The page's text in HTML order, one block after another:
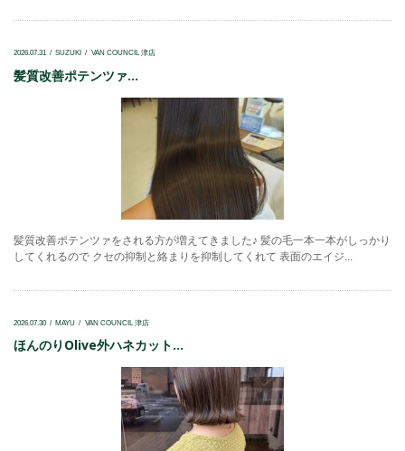
2026.07.31 SUZUKI VAN COUNCIL 津店
髪質改善ポテンツァ...
髪質改善ポテンツァをされる方が増えてきました♪ 髪の毛一本一本がしっかり
してくれるので クセの抑制と絡まりを抑制してくれて 表面のエイジ...
2026.07.30 MAYU VAN COUNCIL 津店
ほんのりOlive外ハネカット...